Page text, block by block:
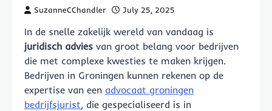
SuzanneCChandler July 25, 2025
In de snelle zakelijk wereld van vandaag is
juridisch advies van groot belang voor bedrijven
die met complexe kwesties te maken krijgen.
Bedrijven in Groningen kunnen rekenen op de
expertise van een advocaat groningen
bedrijfsjurist, die gespecialiseerd is in